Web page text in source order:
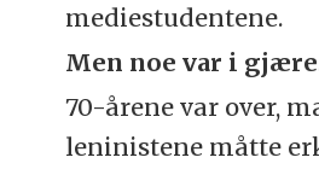
mediestudentene.
Men noe var i
70-årene var over,
leninistene måtte